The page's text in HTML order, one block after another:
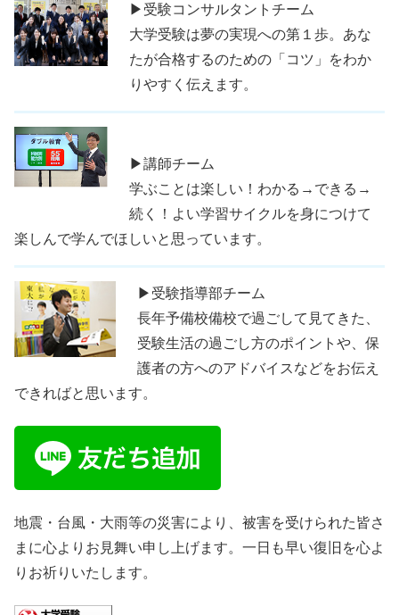
▶受験コンサルタントチーム
大学受験は夢の実現への第１歩。あな
たが合格するのための「コツ」をわか
りやすく伝えます。
▶講師チーム
学ぶことは楽しい！わかる→できる→
続く！よい学習サイクルを身につけて
楽しんで学んでほしいと思っています。
▶受験指導部チーム
長年予備校備校で過ごして見てきた、
受験生活の過ごし方のポイントや、保
護者の方へのアドバイスなどをお伝え
できればと思います。
地震・台風・大雨等の災害により、被害を受けられた皆さ
まに心よりお見舞い申し上げます。一日も早い復旧を心よ
りお祈りいたします。